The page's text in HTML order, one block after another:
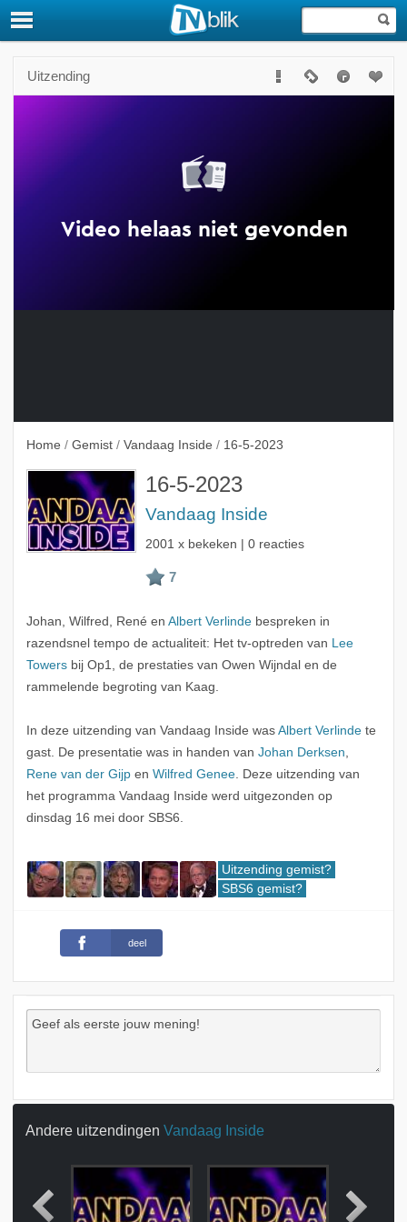
Uitzending
Home / Gemist / Vandaag Inside / 16-5-2023
16-5-2023
Vandaag Inside
2001 x bekeken | 0 reacties
Johan, Wilfred, René en Albert Verlindebespreken in
razendsnel tempo de actualiteit: Het tv-optreden van Lee
Towersbij Op1, de prestaties van Owen Wijndal en de
rammelende begroting van Kaag.
In deze uitzending van Vandaag Inside was Albert Verlindete
gast. De presentatie was in handen van Johan Derksen,
Rene van der Gijpen Wilfred Genee. Deze uitzending van
het programma Vandaag Inside werd uitgezonden op
dinsdag 16 mei door SBS6.
Uitzending gemist?
SBS6 gemist?
deel
Andere uitzendingen Vandaag Inside